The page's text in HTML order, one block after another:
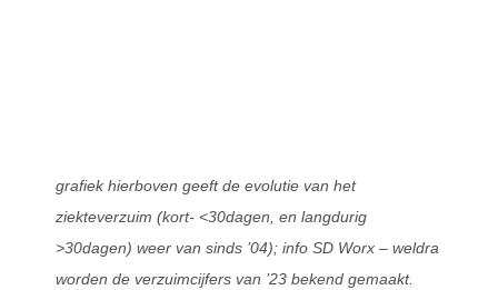
grafiek hierboven geeft de evolutie van het
ziekteverzuim (kort- <30dagen, en langdurig
>30dagen) weer van sinds ’04); info SD Worx – weldra
worden de verzuimcijfers van ’23 bekend gemaakt.